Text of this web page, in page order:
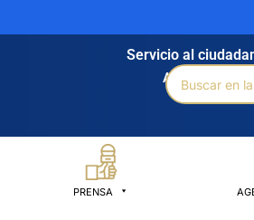
Agendamiento
Servicio al
Buscar
por:
PRENSA